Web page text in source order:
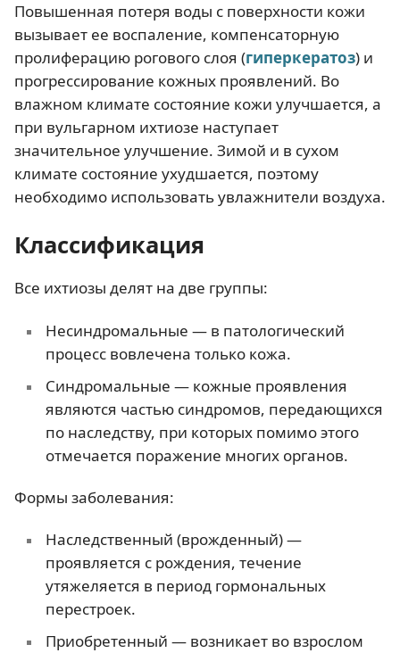
Повышенная потеря воды с поверхности кожи
вызывает ее воспаление, компенсаторную
пролиферацию рогового слоя (гиперкератоз) и
прогрессирование кожных проявлений. Во
влажном климате состояние кожи улучшается, а
при вульгарном ихтиозе наступает
значительное улучшение. Зимой и в сухом
климате состояние ухудшается, поэтому
необходимо использовать увлажнители воздуха.
Классификация
Все ихтиозы делят на две группы:
Несиндромальные — в патологический
процесс вовлечена только кожа.
Синдромальные — кожные проявления
являются частью синдромов, передающихся
по наследству, при которых помимо этого
отмечается поражение многих органов.
Формы заболевания:
Наследственный (врожденный) —
проявляется с рождения, течение
утяжеляется в период гормональных
перестроек.
Приобретенный — возникает во взрослом